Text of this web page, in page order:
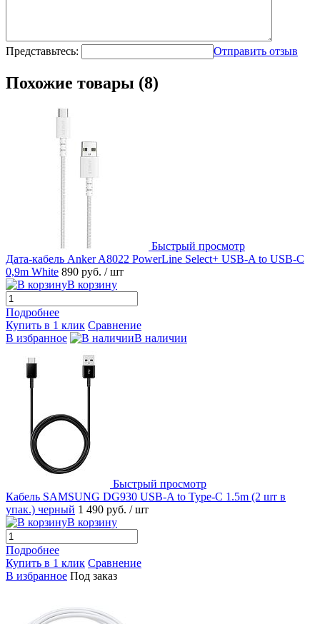
Представьтесь: Отправить отзыв
Похожие товары (8)
Быстрый просмотр
Дата-кабель Anker A8022 PowerLine Select+ USB-A to USB-C
0,9m White 890 руб. / шт
В корзину
Подробнее
Купить в 1 клик Сравнение
В избранное
В наличии
Быстрый просмотр
Кабель SAMSUNG DG930 USB-A to Type-C 1.5m (2 шт в
упак.) черный 1 490 руб. / шт
В корзину
Подробнее
Купить в 1 клик Сравнение
В избранное Под заказ